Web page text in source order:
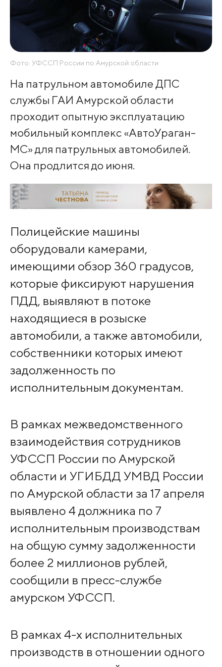
Фото: УФССП России по Амурской области
На патрульном автомобиле ДПС
службы ГАИ Амурской области
проходит опытную эксплуатацию
мобильный комплекс «АвтоУраган-
МС» для патрульных автомобилей.
Она продлится до июня.
Полицейские машины
оборудовали камерами,
имеющими обзор 360 градусов,
которые фиксируют нарушения
ПДД, выявляют в потоке
находящиеся в розыске
автомобили, а также автомобили,
собственники которых имеют
задолженность по
исполнительным документам.
В рамках межведомственного
взаимодействия сотрудников
УФССП России по Амурской
области и УГИБДД УМВД России
по Амурской области за 17 апреля
выявлено 4 должника по 7
исполнительным производствам
на общую сумму задолженности
более 2 миллионов рублей,
сообщили в пресс-службе
амурском УФССП.
В рамках 4-х исполнительных
производств в отношении одного